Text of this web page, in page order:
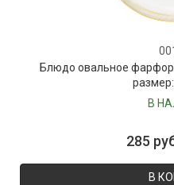
Блюдо овальное
В
285
В